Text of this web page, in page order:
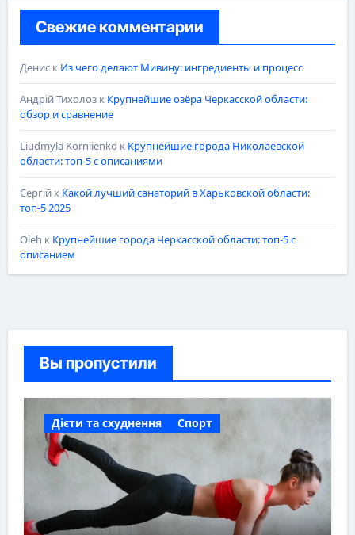
Свежие комментарии
Дениск Из чего делают Мивину: ингредиенты и процесс
Андрій Тихолозк Крупнейшие озёра Черкасской области:
обзор и сравнение
Liudmyla Korniienko к Крупнейшие города Николаевской
области: топ-5 с описаниями
Сергійк Какой лучший санаторий в Харьковской области:
топ-5 2025
Oleh к Крупнейшие города Черкасской области: топ-5 с
описанием
Вы пропустили
Дієти та схуднення Спорт